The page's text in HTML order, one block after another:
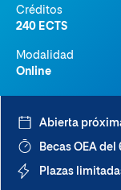
Créditos
240 ECTS
Modalidad
Online
Abierta
Becas OEA del
Plazas